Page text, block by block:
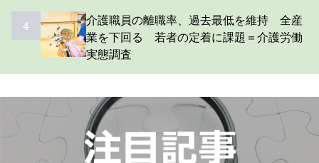
4
介護職員の離職率、過去最低を維持 全産
業を下回る 若者の定着に課題＝介護労働
実態調査